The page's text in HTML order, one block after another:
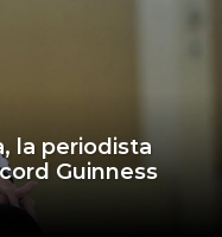
la periodista
Guinness